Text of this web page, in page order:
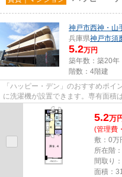
神戸市西神・山
兵庫県神戸市須
5.2万円
築年数：築20年
階数：4階建
「ハッピー・デン」のおすすめポ
に洗濯機が設置できます。専有面積
宅地なら、静かな物件を手に入...
5.2万
(管理費
敷：0万
所在階
間取り
面積：